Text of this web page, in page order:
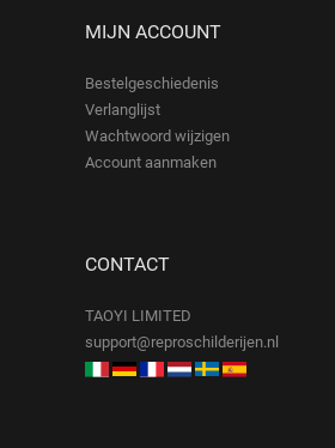
MIJN ACCOUNT
Bestelgeschiedenis
Verlanglijst
Wachtwoord wijzigen
Account aanmaken
CONTACT
TAOYI LIMITED
support@reproschilderijen.nl